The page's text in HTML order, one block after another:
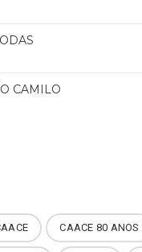
CAMILO
CAACE 80 ANOS